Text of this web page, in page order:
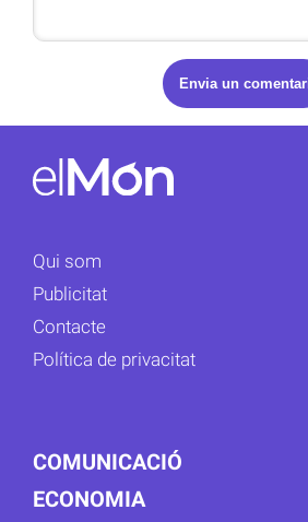
Qui som
Publicitat
Contacte
Política de privacitat
COMUNICACIÓ
ECONOMIA